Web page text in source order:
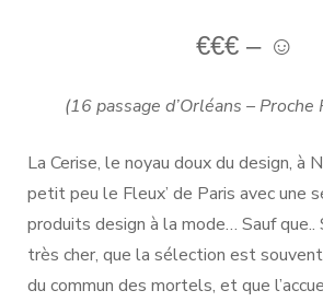
€€€ – ☺
(16 passage d’Orléans – Proche
La Cerise, le noyau doux du design, à
petit peu le Fleux’ de Paris avec une
produits design à la mode… Sauf que..
très cher, que la sélection est
du commun des mortels, et que